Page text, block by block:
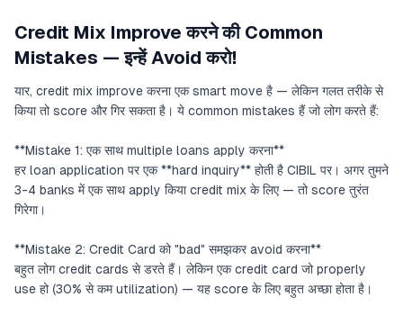
Credit Mix Improve करने की Common
Mistakes — इन्हें Avoid करो!
यार, credit mix improve करना एक smart move है — लेकिन गलत तरीके से
किया तो score और गिर सकता है। ये common mistakes हैं जो लोग करते हैं:
**Mistake 1: एक साथ multiple loans apply करना**
हर loan application पर एक **hard inquiry** होती है CIBIL पर। अगर तुमने
3-4 banks में एक साथ apply किया credit mix के लिए — तो score तुरंत
गिरेगा।
**Mistake 2: Credit Card को "bad" समझकर avoid करना**
बहुत लोग credit cards से डरते हैं। लेकिन एक credit card जो properly
use हो (30% से कम utilization) — यह score के लिए बहुत अच्छा होता है।